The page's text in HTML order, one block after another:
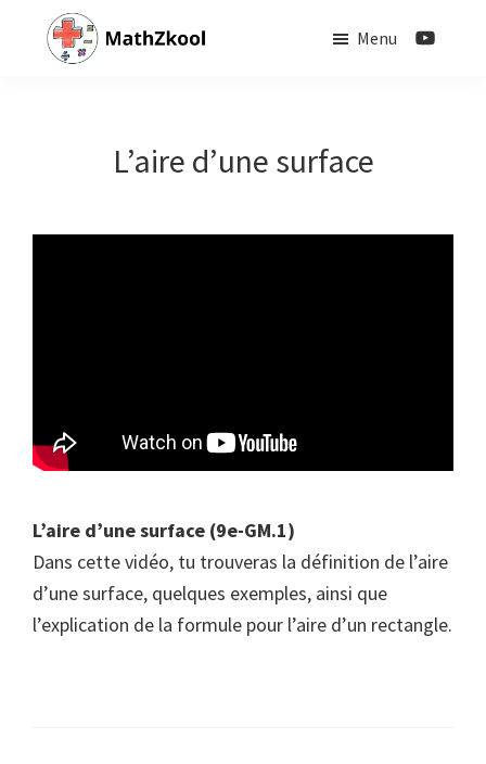
Passer
Menu
L’aire d’une surface
L’aire d’une surface (9e-GM.1)
Dans cette vidéo, tu trouveras la définition de l’aire
d’une surface, quelques exemples, ainsi que
l’explication de la formule pour l’aire d’un rectangle.